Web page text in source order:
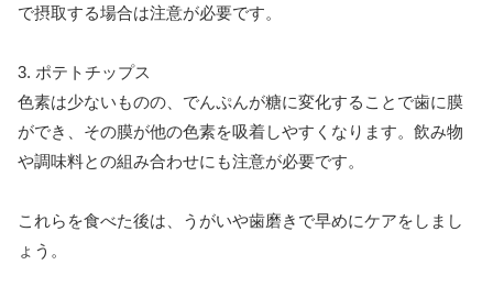
で摂取する場合は注意が必要です。
3. ポテトチップス
色素は少ないものの、でんぷんが糖に変化することで歯に膜
ができ、その膜が他の色素を吸着しやすくなります。飲み物
や調味料との組み合わせにも注意が必要です。
これらを食べた後は、うがいや歯磨きで早めにケアをしまし
ょう。